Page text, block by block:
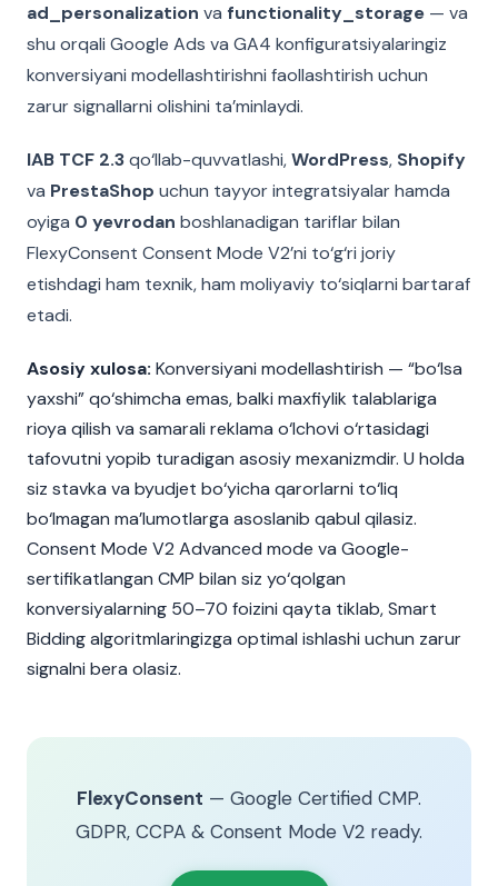
ad_personalization va functionality_storage — va
shu orqali Google Ads va GA4 konfiguratsiyalaringiz
konversiyani modellashtirishni faollashtirish uchun
zarur signallarni olishini ta’minlaydi.
IAB TCF 2.3qo‘llab-quvvatlashi,WordPress, Shopify
va PrestaShop uchun tayyor integratsiyalar hamda
oyiga 0 yevrodan boshlanadigan tariflar bilan
FlexyConsent Consent Mode V2’ni to‘g‘ri joriy
etishdagi ham texnik, ham moliyaviy to‘siqlarni bartaraf
etadi.
Asosiy xulosa: Konversiyani modellashtirish — “bo‘lsa
yaxshi” qo‘shimcha emas, balki maxfiylik talablariga
rioya qilish va samarali reklama o‘lchovi o‘rtasidagi
tafovutni yopib turadigan asosiy mexanizmdir. U holda
siz stavka va byudjet bo‘yicha qarorlarni to‘liq
bo‘lmagan ma’lumotlarga asoslanib qabul qilasiz.
Consent Mode V2 Advanced mode va Google-
sertifikatlangan CMP bilan siz yo‘qolgan
konversiyalarning 50–70 foizini qayta tiklab, Smart
Bidding algoritmlaringizga optimal ishlashi uchun zarur
signalni bera olasiz.
FlexyConsent — Google Certified CMP.
GDPR, CCPA & Consent Mode V2 ready.